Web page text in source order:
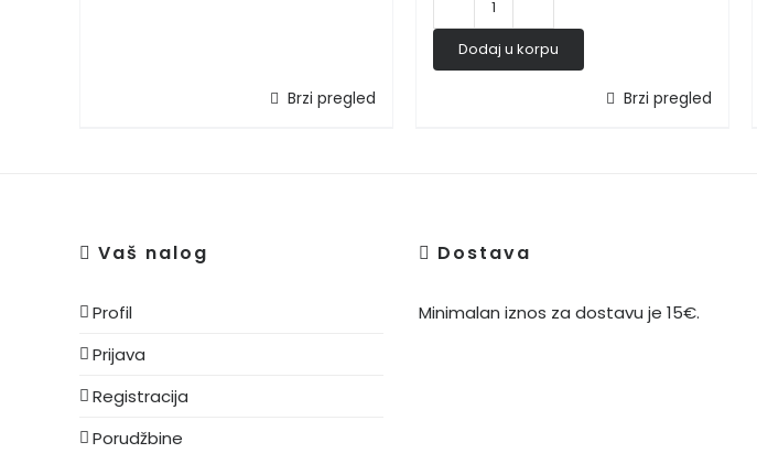
Brzi pregled
Crema
e
Dodaj u korpu
Brzi pregled
Vaš nalog
Profil
Prijava
Registracija
Porudžbine
Dostava
Minimalan iznos za dostavu je 15€.